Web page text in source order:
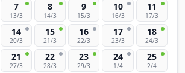
7
13/3
8
14/3
9
15/3
10
16/3
11
17/3
14
20/3
15
21/3
16
22/3
17
23/3
18
24/3
21
27/3
22
28/3
23
29/3
24
1/4
25
2/4